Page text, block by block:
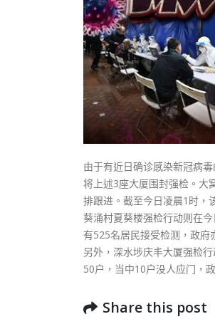
由于有近日确诊感染新冠病
将上述3座大厦围封强检。大
排跟进。截至今日凌晨1时，
葵涌村夏葵楼强检行动则在
有525名居民接受检测，政府
另外，深水埗庆丰大厦强检
50户，当中10户没人应门，
Share this post